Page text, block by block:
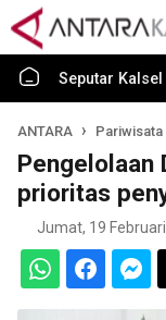
Seputar Kalsel
ANTARA Pariwisata
Pengelolaan
prioritas
Jumat, 19